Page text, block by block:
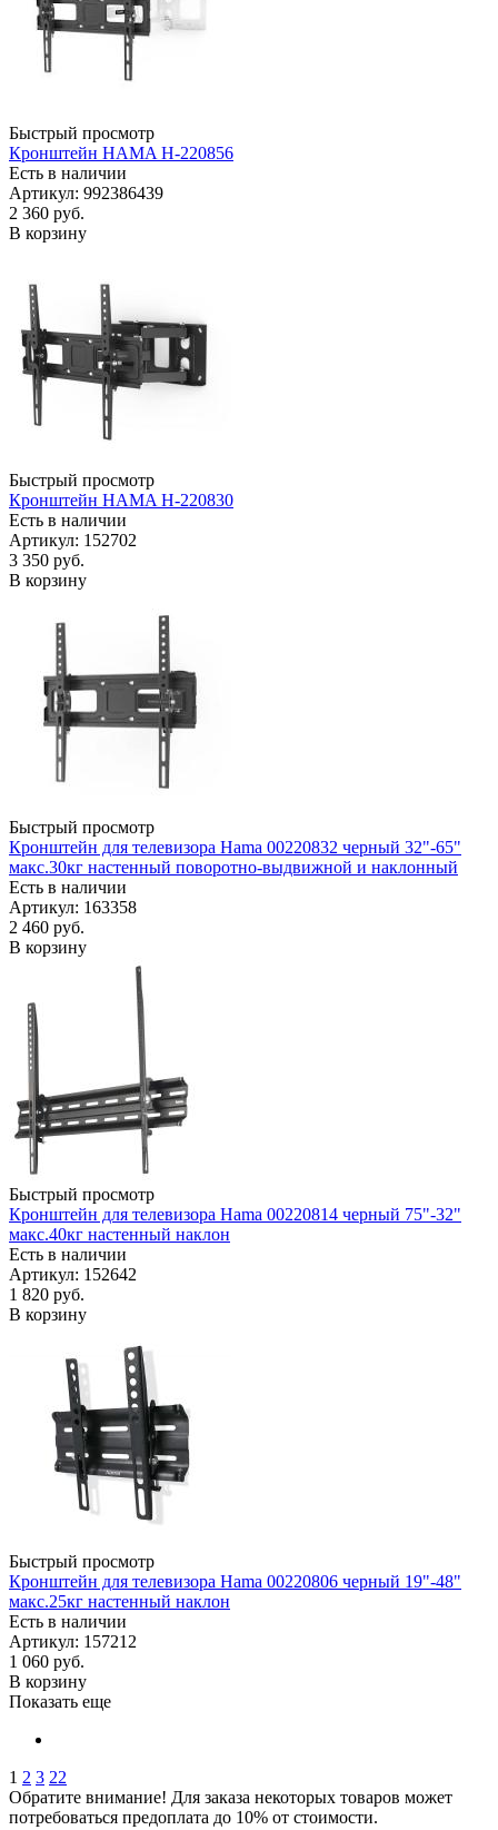
Быстрый просмотр
Кронштейн HAMA H-220856
Есть в наличии
Артикул: 992386439
2 360 руб.
В корзину
Быстрый просмотр
Кронштейн HAMA H-220830
Есть в наличии
Артикул: 152702
3 350 руб.
В корзину
Быстрый просмотр
Кронштейн для телевизора Hama 00220832 черный 32"-65"
макс.30кг настенный поворотно-выдвижной и наклонный
Есть в наличии
Артикул: 163358
2 460 руб.
В корзину
Быстрый просмотр
Кронштейн для телевизора Hama 00220814 черный 75"-32"
макс.40кг настенный наклон
Есть в наличии
Артикул: 152642
1 820 руб.
В корзину
Быстрый просмотр
Кронштейн для телевизора Hama 00220806 черный 19"-48"
макс.25кг настенный наклон
Есть в наличии
Артикул: 157212
1 060 руб.
В корзину
Показать еще
1 2 3 22
Обратите внимание! Для заказа некоторых товаров может
потребоваться предоплата до 10% от стоимости.